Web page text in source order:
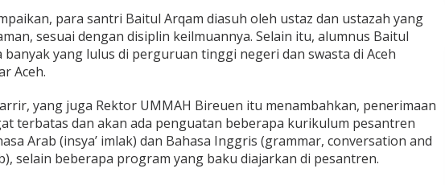
para santri Baitul Arqam diasuh oleh ustaz dan ustazah yang
sesuai dengan disiplin keilmuannya. Selain itu, alumnus Baitul
banyak yang lulus di perguruan tinggi negeri dan swasta di Aceh
Aceh.
yang juga Rektor UMMAH Bireuen itu menambahkan, penerimaan
terbatas dan akan ada penguatan beberapa kurikulum pesantren
Arab (insya’ imlak) dan Bahasa Inggris (grammar, conversation and
selain beberapa program yang baku diajarkan di pesantren.